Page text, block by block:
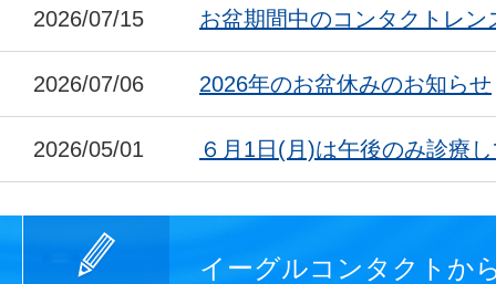
2026/07/15 お盆期間中のコンタクトレン
2026/07/06 2026年のお盆休みのお知らせ
2026/05/01 ６月1日(月)は午後のみ診療
イーグルコンタクトか